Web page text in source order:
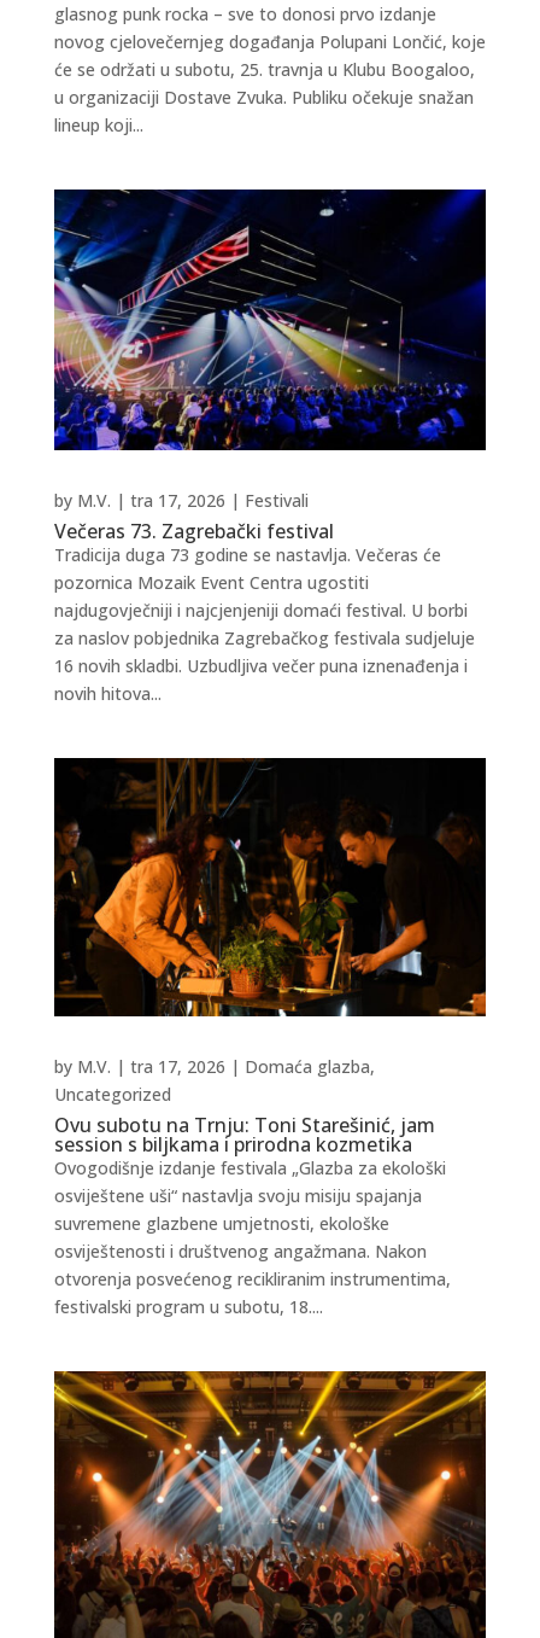
glasnog punk rocka – sve to donosi prvo izdanje
novog cjelovečernjeg događanja Polupani Lončić, koje
će se održati u subotu, 25. travnja u Klubu Boogaloo,
u organizaciji Dostave Zvuka. Publiku očekuje snažan
lineup koji...
Večeras 73. Zagrebački festival
by M.V. | tra 17, 2026 | Festivali
Tradicija duga 73 godine se nastavlja. Večeras će
pozornica Mozaik Event Centra ugostiti
najdugovječniji i najcjenjeniji domaći festival. U borbi
za naslov pobjednika Zagrebačkog festivala sudjeluje
16 novih skladbi. Uzbudljiva večer puna iznenađenja i
novih hitova...
Ovu subotu na Trnju: Toni Starešinić, jam
session s biljkama i prirodna kozmetika
by M.V. | tra 17, 2026 | Domaća glazba,
Uncategorized
Ovogodišnje izdanje festivala „Glazba za ekološki
osviještene uši“ nastavlja svoju misiju spajanja
suvremene glazbene umjetnosti, ekološke
osviještenosti i društvenog angažmana. Nakon
otvorenja posvećenog recikliranim instrumentima,
festivalski program u subotu, 18....